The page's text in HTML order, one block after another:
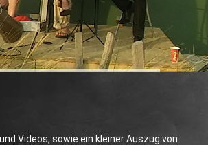
Videos, sowie ein kleiner Auszug von